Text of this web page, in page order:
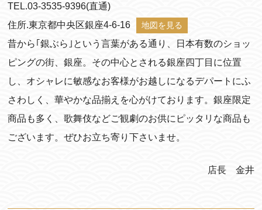
TEL.03-3535-9396(直通)
住所.東京都中央区銀座4-6-16
地図を見る
昔から｢銀ぶら｣という言葉がある通り、日本有数のショッ
ピングの街、銀座。その中心とされる銀座四丁目に位置
し、オシャレに敏感なお客様がお越しになるデパートにふ
さわしく、華やかな品揃えを心がけております。銀座限定
商品も多く、歌舞伎などご観劇のお供にピッタリな商品も
ございます。ぜひお立ち寄り下さいませ。
店長 金井